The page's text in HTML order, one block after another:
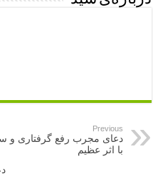
Previous
دعای مجرب رفع گرفتاری و
با اثر عظیم